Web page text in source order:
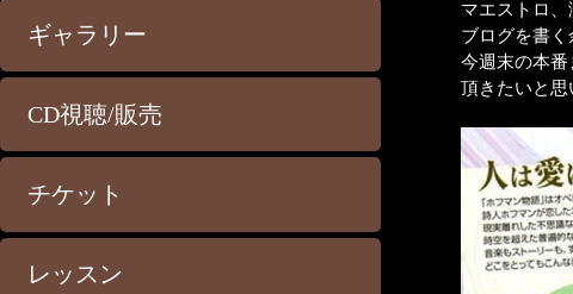
ギャラリー
CD視聴/販売
チケット
レッスン
マエストロ、
ブログを書く
今週末の本
頂きたいと思